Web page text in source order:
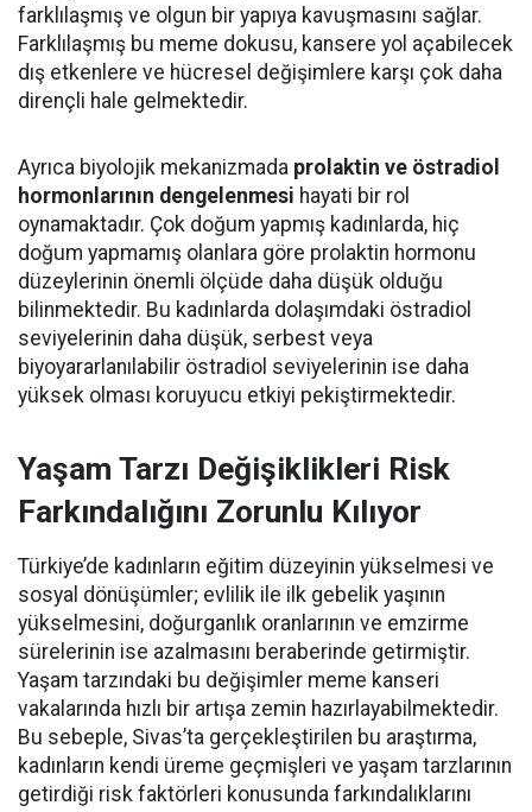
farklılaşmış ve olgun bir yapıya kavuşmasını sağlar.
Farklılaşmış bu meme dokusu, kansere yol açabilecek
dış etkenlere ve hücresel değişimlere karşı çok daha
dirençli hale gelmektedir.
Ayrıca biyolojik mekanizmada prolaktin ve östradiol
hormonlarının dengelenmesi hayati bir rol
oynamaktadır. Çok doğum yapmış kadınlarda, hiç
doğum yapmamış olanlara göre prolaktin hormonu
düzeylerinin önemli ölçüde daha düşük olduğu
bilinmektedir. Bu kadınlarda dolaşımdaki östradiol
seviyelerinin daha düşük, serbest veya
biyoyararlanılabilir östradiol seviyelerinin ise daha
yüksek olması koruyucu etkiyi pekiştirmektedir.
Yaşam Tarzı Değişiklikleri Risk
Farkındalığını Zorunlu Kılıyor
Türkiye’de kadınların eğitim düzeyinin yükselmesi ve
sosyal dönüşümler; evlilik ile ilk gebelik yaşının
yükselmesini, doğurganlık oranlarının ve emzirme
sürelerinin ise azalmasını beraberinde getirmiştir.
Yaşam tarzındaki bu değişimler meme kanseri
vakalarında hızlı bir artışa zemin hazırlayabilmektedir.
Bu sebeple, Sivas’ta gerçekleştirilen bu araştırma,
kadınların kendi üreme geçmişleri ve yaşam tarzlarının
getirdiği risk faktörleri konusunda farkındalıklarını